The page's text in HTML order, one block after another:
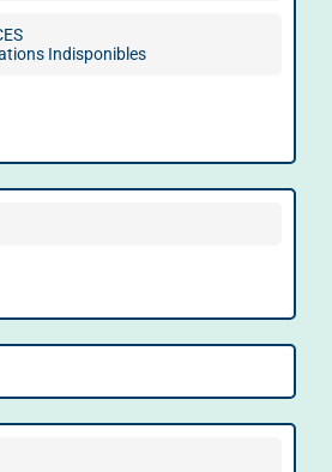
Indisponibles